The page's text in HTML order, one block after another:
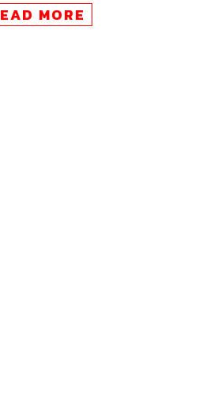
รถลงนามในข้อตกลงได้ ก็ถือเป็น
แย้งกับแนวทางของสหรัฐฯ มาก
MORE